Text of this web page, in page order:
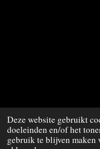
Deze website gebruikt
doeleinden en/of het
gebruik te blijven maken
© 2020 - 2023 TopVinyl
Powered byJouwWeb